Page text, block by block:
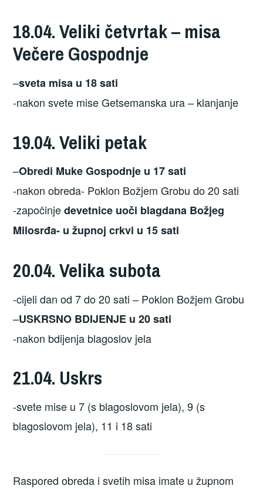
18.04. Veliki četvrtak – misa
Večere Gospodnje
–sveta misa u 18 sati
-nakon svete mise Getsemanska ura – klanjanje
19.04. Veliki petak
–Obredi Muke Gospodnje u 17 sati
-nakon obreda- Poklon Božjem Grobu do 20 sati
-započinjedevetnice uoči blagdana Božjeg
Milosrđa- u župnoj crkvi u 15 sati
20.04. Velika subota
-cijeli dan od 7 do 20 sati – Poklon Božjem Grobu
–USKRSNO BDIJENJE u 20 sati
-nakon bdijenja blagoslov jela
21.04. Uskrs
-svete mise u 7 (s blagoslovom jela), 9 (s
blagoslovom jela), 11 i 18 sati
Raspored obreda i svetih misa imate u župnom